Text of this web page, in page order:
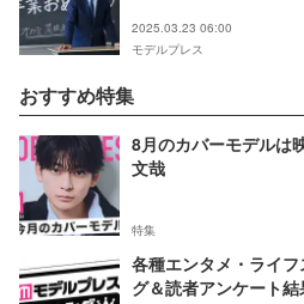
2025.03.23 06:00
モデルプレス
おすすめ特集
8月のカバーモデルは
文哉
特集
各種エンタメ・ライ
グ＆読者アンケート